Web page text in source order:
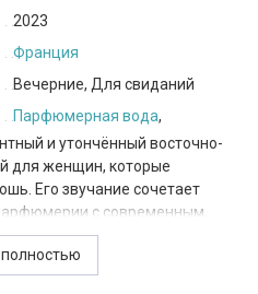
2023
Франция
Вечерние, Для свиданий
Парфюмерная вода,
и утончённый восточно-
для женщин, которые
Его звучание сочетает
с современным,
и изысканное: бергамот